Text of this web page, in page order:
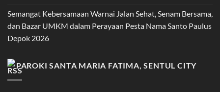
Semangat Kebersamaan Warnai Jalan Sehat, Senam Bersama,
dan Bazar UMKM dalam Perayaan Pesta Nama Santo Paulus
Depok 2026
PAROKI SANTA MARIA FATIMA, SENTUL CITY